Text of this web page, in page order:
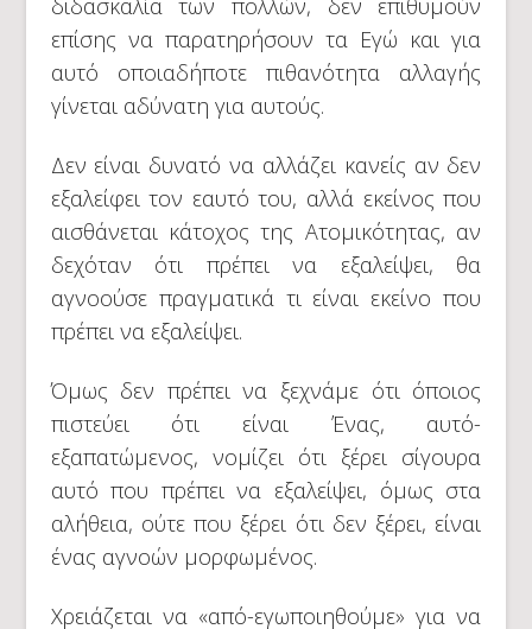
διδασκαλία των πολλών, δεν επιθυμούν
επίσης να παρατηρήσουν τα Εγώ και για
αυτό οποιαδήποτε πιθανότητα αλλαγής
γίνεται αδύνατη για αυτούς.
Δεν είναι δυνατό να αλλάζει κανείς αν δεν
εξαλείφει τον εαυτό του, αλλά εκείνος που
αισθάνεται κάτοχος της Ατομικότητας, αν
δεχόταν ότι πρέπει να εξαλείψει, θα
αγνοούσε πραγματικά τι είναι εκείνο που
πρέπει να εξαλείψει.
Όμως δεν πρέπει να ξεχνάμε ότι όποιος
πιστεύει ότι είναι Ένας, αυτό-
εξαπατώμενος, νομίζει ότι ξέρει σίγουρα
αυτό που πρέπει να εξαλείψει, όμως στα
αλήθεια, ούτε που ξέρει ότι δεν ξέρει, είναι
ένας αγνοών μορφωμένος.
Χρειάζεται να «από-εγωποιηθούμε» για να